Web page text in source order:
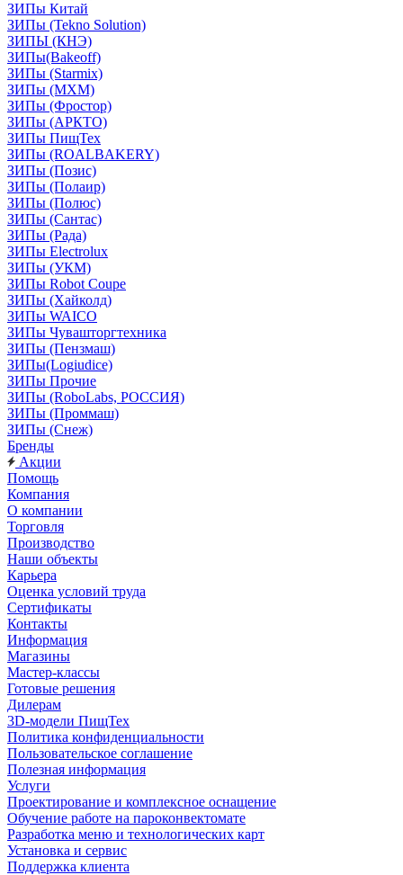
ЗИПы Китай
ЗИПы (Tekno Solution)
ЗИПЫ (КНЭ)
ЗИПы(Bakeoff)
ЗИПы (Starmix)
ЗИПы (МХМ)
ЗИПы (Фростор)
ЗИПы (АРКТО)
ЗИПы ПищТех
ЗИПы (ROALBAKERY)
ЗИПы (Позис)
ЗИПы (Полаир)
ЗИПы (Полюс)
ЗИПы (Сантас)
ЗИПы (Рада)
ЗИПы Electrolux
ЗИПы (УКМ)
ЗИПы Robot Coupe
ЗИПы (Хайколд)
ЗИПы WAICO
ЗИПы Чувашторгтехника
ЗИПы (Пензмаш)
ЗИПы(Logiudice)
ЗИПы Прочие
ЗИПы (RoboLabs, РОССИЯ)
ЗИПы (Проммаш)
ЗИПы (Снеж)
Бренды
Акции
Помощь
Компания
О компании
Торговля
Производство
Наши объекты
Карьера
Оценка условий труда
Сертификаты
Контакты
Информация
Магазины
Мастер-классы
Готовые решения
Дилерам
3D-модели ПищТех
Политика конфиденциальности
Пользовательское соглашение
Полезная информация
Услуги
Проектирование и комплексное оснащение
Обучение работе на пароконвектомате
Разработка меню и технологических карт
Установка и сервис
Поддержка клиента